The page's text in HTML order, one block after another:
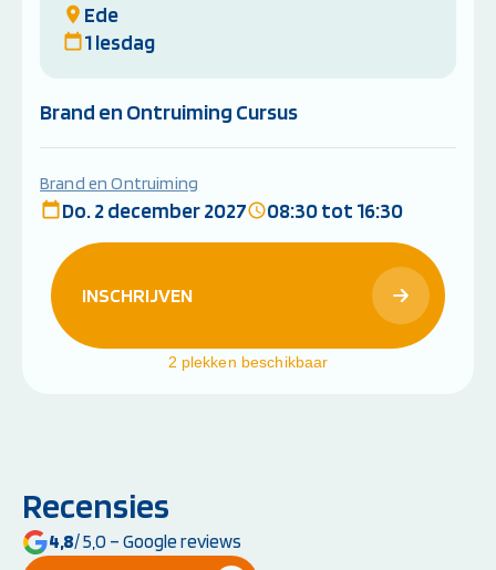
Ede
1 lesdag
Brand en Ontruiming Cursus
Brand en Ontruiming
Do. 2 december 2027 08:30 tot 16:30
INSCHRIJVEN
2 plekken beschikbaar
Recensies
4,8/ 5,0 – Google reviews